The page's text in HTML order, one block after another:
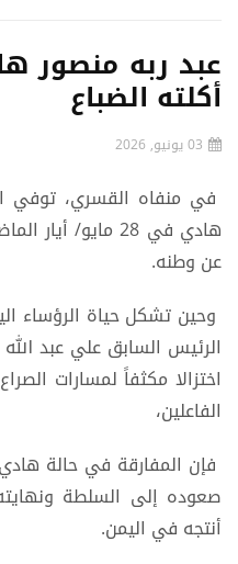
عبد ربه منصور
أكلته الضباع
03 يونيو, 2026
في منفاه القسري، توفي
هادي في 28 مايو/
عن وطنه.
وحين تشكل حياة الرؤساء
الرئيس السابق علي عبد
اختزالا مكثفاً لمسارات
الفاعلين،
فإن المفارقة في حالة
صعوده إلى السلطة
أنتجه في اليمن.